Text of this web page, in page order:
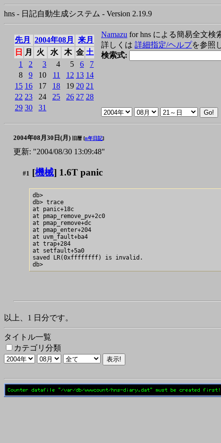
hns - 日記自動生成システム - Version 2.19.9
先月 2004年08月
来月
日
月 火 水 木 金 土
1
2 3 4 5 6
7
8
9 10 11 12 13 14
15 16 17 18 19 20 21
22 23 24 25 26 27 28
29 30 31
Namazu for hns による簡易全文検
詳しくは 詳細指定/ヘルプを参照
検索式:
2004年08月30日(月) 旧暦 [n年日記]
更新: "2004/08/30 13:09:48"
#1 [機械] 1.6T panic
db>
db> trace
at panic+18c
at pmap_remove_pv+2c0
at pmap_remove+dc
at pmap_enter+204
at uvm_fault+ba4
at trap+284
at setfault+5a0
saved LR(0xffffffff) is invalid.
以上、1 日分です。
タイトル一覧
カテゴリ分類